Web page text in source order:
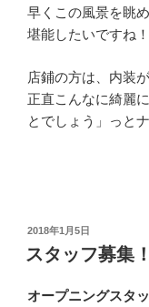
早くこの風景を眺
堪能したいですね！
店鋪の方は、内装
正直こんなに綺麗
とでしょう」っと
投
稿
日:
2018年1月5日
スタッフ募集
オープニングスタ